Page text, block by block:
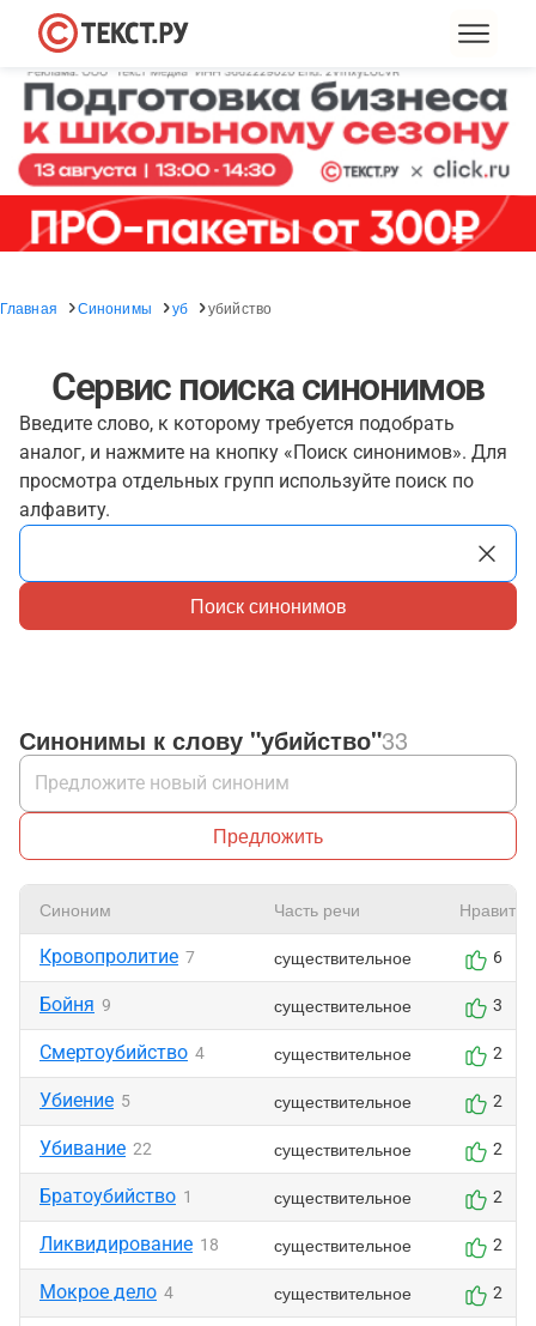
Главная Синонимы уб убийство
Сервис поиска синонимов
Введите слово, к которому требуется подобрать
аналог, и нажмите на кнопку «Поиск синонимов». Для
просмотра отдельных групп используйте поиск по
алфавиту.
Поиск синонимов
Синонимы к слову "убийство"33
Предложить
Синоним Часть речи Нравится
Кровопролитие 7 существительное 6
Бойня 9 существительное 3
Смертоубийство 4 существительное 2
Убиение 5 существительное 2
Убивание 22 существительное 2
Братоубийство 1 существительное 2
Ликвидирование 18 существительное 2
Мокрое дело 4 существительное 2